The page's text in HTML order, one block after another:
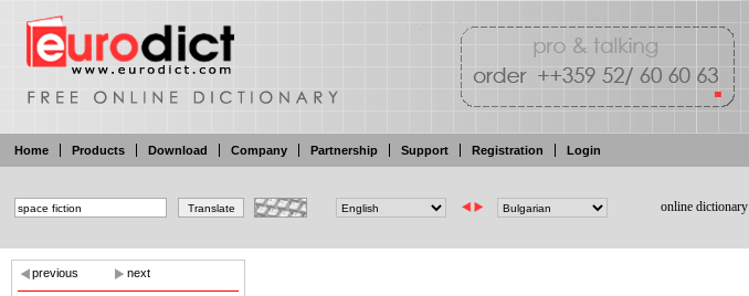
Home Products Download Company Partnership Support Registration Login
online dictionary
previous next